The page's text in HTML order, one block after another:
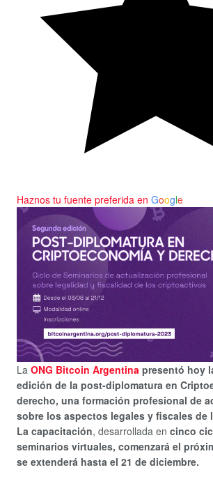
Haznos tu fuente preferida en Google
La ONG Bitcoin Argentina presentó hoy
edición de la post-diplomatura en
derecho, una formación profesional de
sobre los aspectos legales y fiscales de
La capacitación, desarrollada en cinco
seminarios virtuales, comenzará el
se extenderá hasta el 21 de diciembre.